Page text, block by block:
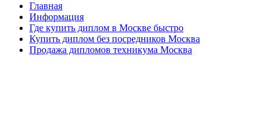
Главная
Информация
Где купить диплом в Москве быстро
Купить диплом без посредников Москва
Продажа дипломов техникума Москва